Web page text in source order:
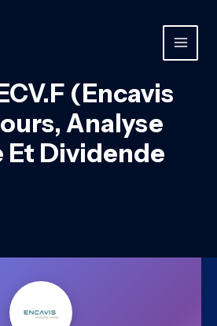
MAIN
(Encavis
Analyse
Et Dividende